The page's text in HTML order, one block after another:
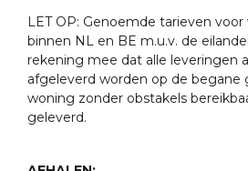
LET OP: Genoemde tarieven
binnen NL en BE m.u.v. de
rekening mee dat alle leveringen
afgeleverd worden op de begane
woning zonder obstakels
geleverd.